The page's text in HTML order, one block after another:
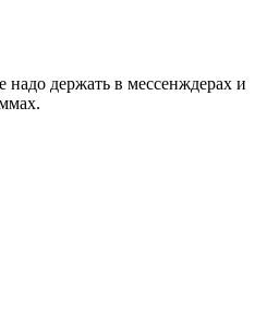
держать в мессенждерах и